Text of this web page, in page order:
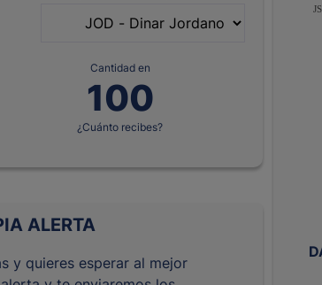
Cantidad en
¿Cuánto recibes?
ALERTA
y quieres esperar al mejor